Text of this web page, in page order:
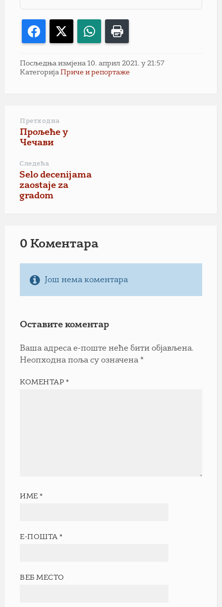
Facebook WhatsApp
Посљедња измјена 10. април 2021. у 21:57
Категорија Приче и репортаже
Претходна
Прољеће у
Чечави
Следећа
Selo decenijama
zaostaje za
gradom
0 Коментарa
Још нема коментара
Оставите коментар
Ваша адреса е-поште неће бити објављена.
Неопходна поља су означена *
КОМЕНТАР*
ИМЕ*
Е-ПОШТА*
ВЕБ МЕСТО